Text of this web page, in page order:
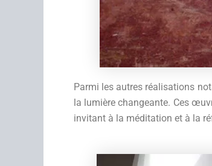
Parmi les autres réalisations
la lumière changeante. Ces
invitant à la méditation et à la